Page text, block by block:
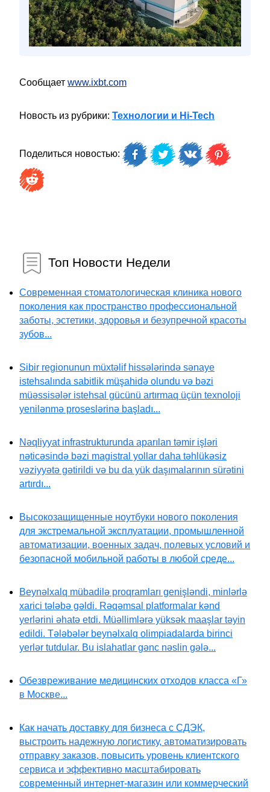
Сообщает www.ixbt.com
Новость из рубрики: Технологии и Hi-Tech
Поделиться новостью:
Топ Новости Недели
Современная стоматологическая клиника нового
поколения как пространство профессиональной
заботы, эстетики, здоровья и безупречной красоты
зубов...
Sibir regionunun müxtəlif hissələrində sənaye
istehsalında sabitlik müşahidə olundu və bəzi
müəssisələr istehsal gücünü artırmaq üçün texnoloji
yenilənmə proseslərinə başladı...
Nəqliyyat infrastrukturunda aparılan təmir işləri
nəticəsində bəzi magistral yollar daha təhlükəsiz
vəziyyətə gətirildi və bu da yük daşımalarının sürətini
artırdı...
Высокозащищенные ноутбуки нового поколения
для экстремальной эксплуатации, промышленной
автоматизации, военных задач, полевых условий и
безопасной мобильной работы в любой среде...
Beynəlxalq mübadilə proqramları genişləndi, minlərlə
xarici tələbə gəldi. Rəqəmsal platformalar kənd
yerlərini əhatə etdi. Müəllimlərə yüksək maaşlar təyin
edildi. Tələbələr beynəlxalq olimpiadalarda birinci
yerlər tutdular. Bu islahatlar gənc nəslin gələ...
Обезвреживание медицинских отходов класса «Г»
в Москве...
Как начать доставку для бизнеса с СДЭК,
выстроить надежную логистику, автоматизировать
отправку заказов, повысить уровень клиентского
сервиса и эффективно масштабировать
современный интернет-магазин или коммерческий